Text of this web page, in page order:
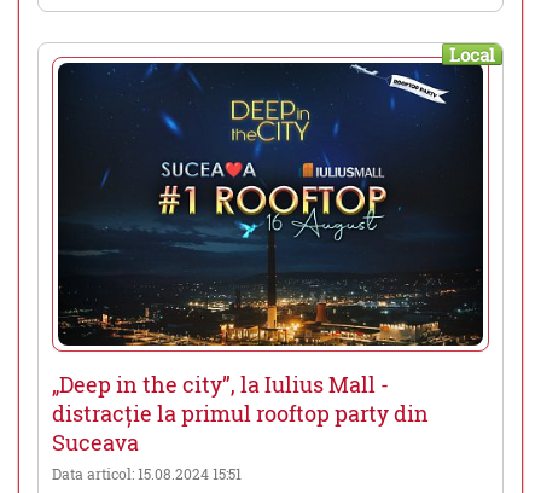
Local
„Deep in the city”, la Iulius Mall -
distracție la primul rooftop party din
Suceava
Data articol: 15.08.2024 15:51